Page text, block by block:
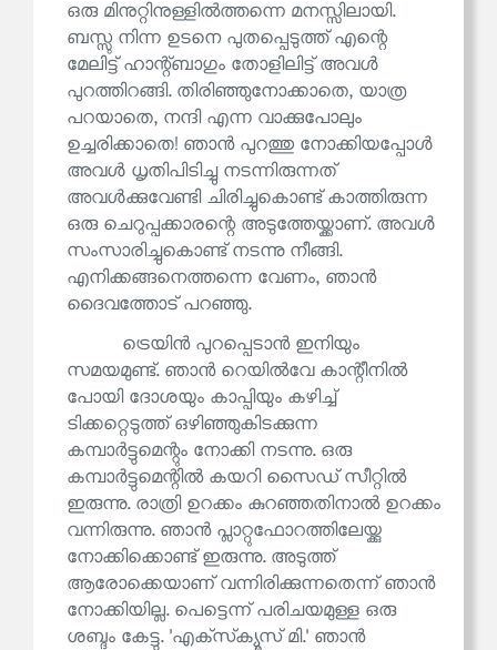
ഒരു മിനുറ്റിനുള്ളിൽത്തന്നെ മനസ്സിലായി.
ബസ്സു നിന്ന ഉടനെ പുതപ്പെടുത്ത് എന്റെ
മേലിട്ട് ഹാന്റ്ബാഗും തോളിലിട്ട് അവൾ
പുറത്തിറങ്ങി. തിരിഞ്ഞുനോക്കാതെ, യാത്ര
പറയാതെ, നന്ദി എന്ന വാക്കുപോലും
ഉച്ചരിക്കാതെ! ഞാൻ പുറത്തു നോക്കിയപ്പോൾ
അവൾ ധൃതിപിടിച്ചു നടന്നിരുന്നത്
അവൾക്കുവേണ്ടി ചിരിച്ചുകൊണ്ട് കാത്തിരുന്ന
ഒരു ചെറുപ്പക്കാരന്റെ അടുത്തേയ്ക്കാണ്. അവൾ
സംസാരിച്ചുകൊണ്ട് നടന്നു നീങ്ങി.
എനിക്കങ്ങനെത്തന്നെ വേണം, ഞാൻ
ദൈവത്തോട് പറഞ്ഞു.
ട്രെയിൻ പുറപ്പെടാൻ ഇനിയും
സമയമുണ്ട്. ഞാൻ റെയിൽവേ കാന്റീനിൽ
പോയി ദോശയും കാപ്പിയും കഴിച്ച്
ടിക്കറ്റെടുത്ത് ഒഴിഞ്ഞുകിടക്കുന്ന
കമ്പാർട്ടുമെന്റും നോക്കി നടന്നു. ഒരു
കമ്പാർട്ടുമെന്റിൽ കയറി സൈഡ് സീറ്റിൽ
ഇരുന്നു. രാത്രി ഉറക്കം കുറഞ്ഞതിനാൽ ഉറക്കം
വന്നിരുന്നു. ഞാൻ പ്ലാറ്റുഫോറത്തിലേയ്ക്കു
നോക്കിക്കൊണ്ട് ഇരുന്നു. അടുത്ത്
ആരോക്കെയാണ് വന്നിരിക്കുന്നതെന്ന് ഞാൻ
നോക്കിയില്ല. പെട്ടെന്ന് പരിചയമുള്ള ഒരു
ശബ്ദം കേട്ടു. 'എക്‌സ്‌ക്യൂസ് മി.' ഞാൻ